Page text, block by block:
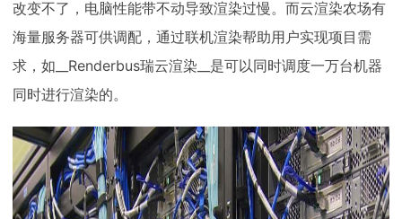
改变不了，电脑性能带不动导致渲染过慢。而云渲染农场有
海量服务器可供调配，通过联机渲染帮助用户实现项目需
求，如__Renderbus瑞云渲染__是可以同时调度一万台机器
同时进行渲染的。